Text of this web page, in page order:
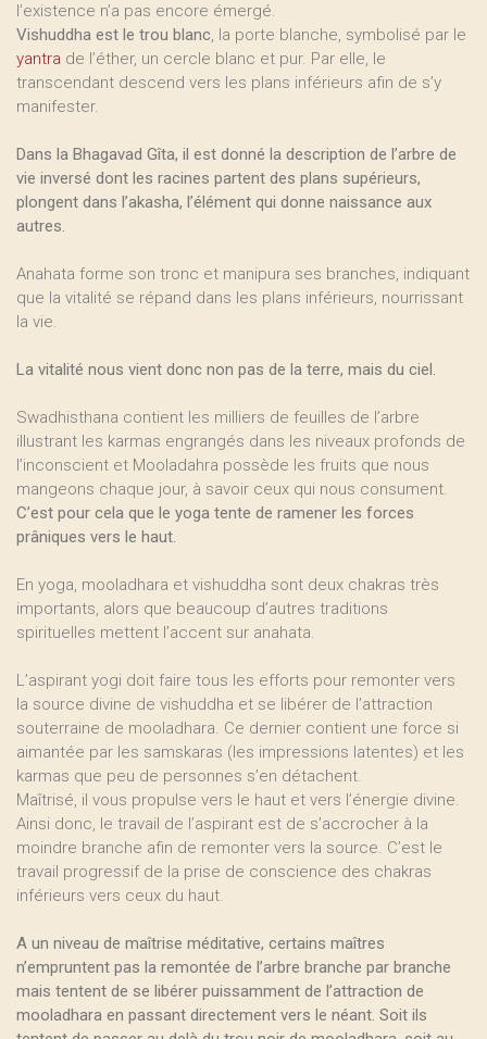
l’existence n’a pas encore émergé.
Vishuddha est le trou blanc, la porte blanche, symbolisé par le
yantra de l’éther, un cercle blanc et pur. Par elle, le
transcendant descend vers les plans inférieurs afin de s’y
manifester.
Dans la Bhagavad Gîta, il est donné la description de l’arbre de
vie inversé dont les racines partent des plans supérieurs,
plongent dans l’akasha, l’élément qui donne naissance aux
autres.
Anahata forme son tronc et manipura ses branches, indiquant
que la vitalité se répand dans les plans inférieurs, nourrissant
la vie.
La vitalité nous vient donc non pas de la terre, mais du ciel.
Swadhisthana contient les milliers de feuilles de l’arbre
illustrant les karmas engrangés dans les niveaux profonds de
l’inconscient et Mooladahra possède les fruits que nous
mangeons chaque jour, à savoir ceux qui nous consument.
C’est pour cela que le yoga tente de ramener les forces
prâniques vers le haut.
En yoga, mooladhara et vishuddha sont deux chakras très
importants, alors que beaucoup d’autres traditions
spirituelles mettent l’accent sur anahata.
L’aspirant yogi doit faire tous les efforts pour remonter vers
la source divine de vishuddha et se libérer de l’attraction
souterraine de mooladhara. Ce dernier contient une force si
aimantée par les samskaras (les impressions latentes) et les
karmas que peu de personnes s’en détachent.
Maîtrisé, il vous propulse vers le haut et vers l’énergie divine.
Ainsi donc, le travail de l’aspirant est de s’accrocher à la
moindre branche afin de remonter vers la source. C’est le
travail progressif de la prise de conscience des chakras
inférieurs vers ceux du haut.
A un niveau de maîtrise méditative, certains maîtres
n’empruntent pas la remontée de l’arbre branche par branche
mais tentent de se libérer puissamment de l’attraction de
mooladhara en passant directement vers le néant. Soit ils